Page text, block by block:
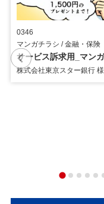
0346
マンガチラシ / 金融・保険
株式会社東京スター銀行 様